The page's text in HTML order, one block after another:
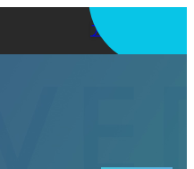
アプリを使う